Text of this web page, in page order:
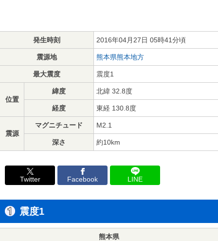
発生時刻 2016年04月27日 05時41分頃
震源地 熊本県熊本地方
最大震度 震度1
位置
緯度 北緯 32.8度
経度 東経 130.8度
震源
マグニチュード M2.1
深さ 約10km
Twitter Facebook LINE
震度1
熊本県